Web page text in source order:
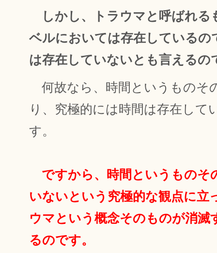
しかし、トラウマと呼ばれる
ベルにおいては存在しているの
は存在していないとも言えるの
何故なら、時間というものそ
り、究極的には時間は存在して
す。
ですから、時間というものそ
いないという究極的な観点に立
ウマという概念そのものが消滅
るのです。